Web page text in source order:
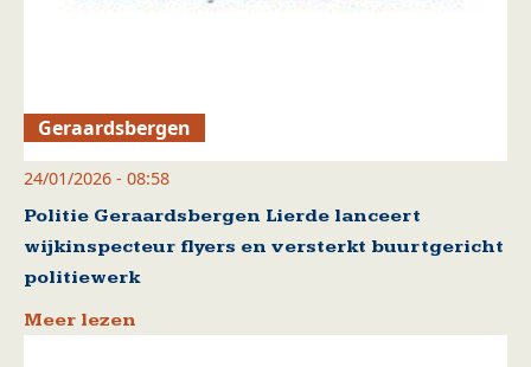
Geraardsbergen
24/01/2026 - 08:58
Politie Geraardsbergen Lierde lanceert
wijkinspecteur flyers en versterkt buurtgericht
politiewerk
Meer lezen